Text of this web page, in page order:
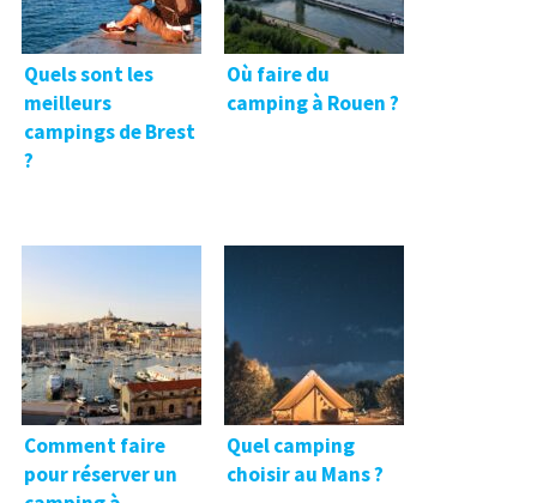
Quels sont les
meilleurs
campings de Brest
?
Où faire du
camping à Rouen ?
Comment faire
pour réserver un
Quel camping
choisir au Mans ?